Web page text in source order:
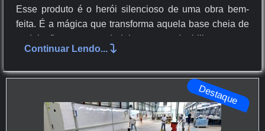
Esse produto é o herói silencioso de uma obra bem-
feita. É a mágica que transforma aquela base cheia de
ondulações num verdadeiro tapete de bilhar, pronto
para receber o acabamento dos sonhos.
Mas como ele funciona? É difícil de aplicar? E,
principalmente, para qual tipo de piso ele é tão
indispensável assim? Aqui na Pisos PVC, a gente
entende que a base é tudo. E vamos te mostrar por que
Continuar Lendo...
Destaque